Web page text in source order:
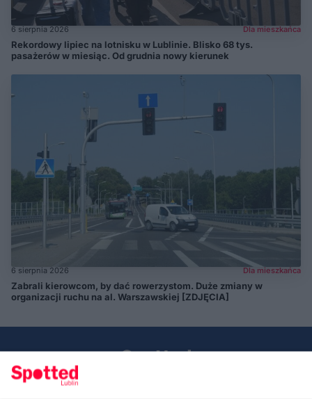
6 sierpnia 2026 Dla mieszkańca
Rekordowy lipiec na lotnisku w Lublinie. Blisko 68 tys.
pasażerów w miesiąc. Od grudnia nowy kierunek
6 sierpnia 2026 Dla mieszkańca
Zabrali kierowcom, by dać rowerzystom. Duże zmiany w
organizacji ruchu na al. Warszawskiej [ZDJĘCIA]